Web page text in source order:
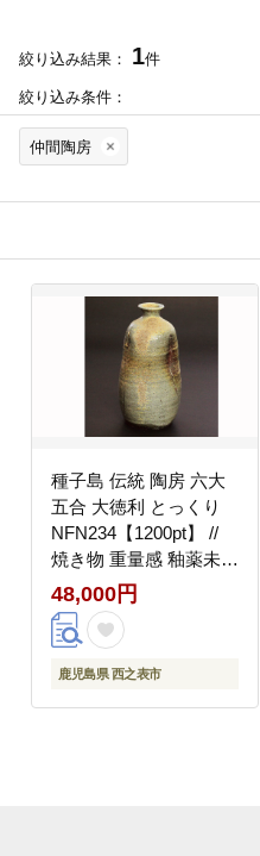
絞り込み結果： 1件
絞り込み条件：
仲間陶房
種子島 伝統 陶房 六大
五合 大徳利 とっくり
NFN234【1200pt】 //
焼き物 重量感 釉薬未使
用
48,000円
鹿児島県 西之表市